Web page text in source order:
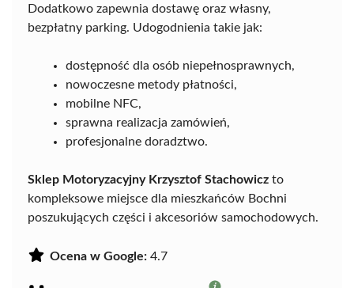
Dodatkowo zapewnia dostawę oraz własny,
bezpłatny parking. Udogodnienia takie jak:
dostępność dla osób niepełnosprawnych,
nowoczesne metody płatności,
mobilne NFC,
sprawna realizacja zamówień,
profesjonalne doradztwo.
Sklep Motoryzacyjny Krzysztof Stachowicz to
kompleksowe miejsce dla mieszkańców Bochni
poszukujących części i akcesoriów samochodowych.
Ocena w Google: 4.7